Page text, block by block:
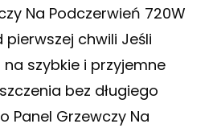
Na Podczerwień 720W
chwili Jeśli
szybkie i przyjemne
bez długiego
Panel Grzewczy Na